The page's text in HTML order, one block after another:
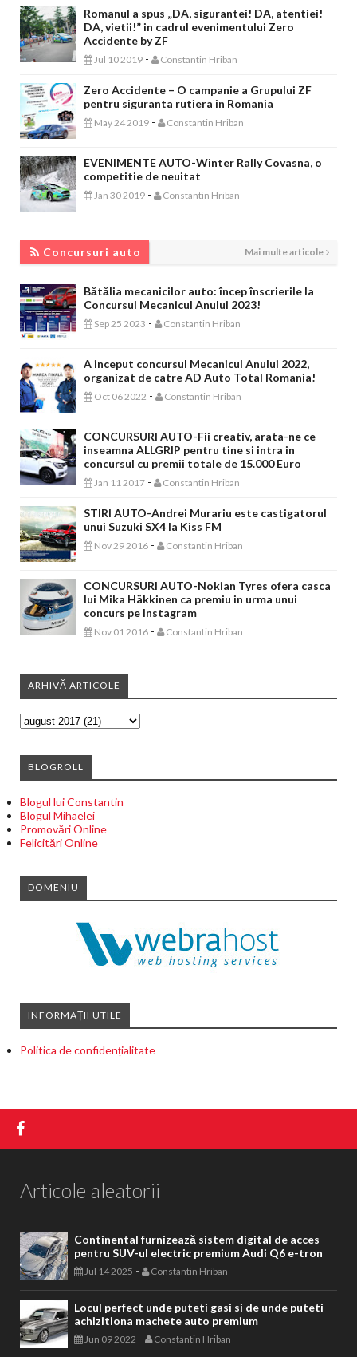
Romanul a spus „DA, sigurantei! DA, atentiei!
DA, vietii!” in cadrul evenimentului Zero
Accidente by ZF
Jul 10 2019 - Constantin Hriban
Zero Accidente – O campanie a Grupului ZF
pentru siguranta rutiera in Romania
May 24 2019 - Constantin Hriban
EVENIMENTE AUTO-Winter Rally Covasna, o
competitie de neuitat
Jan 30 2019 - Constantin Hriban
Concursuri auto Mai multe articole
Bătălia mecanicilor auto: încep înscrierile la
Concursul Mecanicul Anului 2023!
Sep 25 2023 - Constantin Hriban
A inceput concursul Mecanicul Anului 2022,
organizat de catre AD Auto Total Romania!
Oct 06 2022 - Constantin Hriban
CONCURSURI AUTO-Fii creativ, arata-ne ce
inseamna ALLGRIP pentru tine si intra in
concursul cu premii totale de 15.000 Euro
Jan 11 2017 - Constantin Hriban
STIRI AUTO-Andrei Murariu este castigatorul
unui Suzuki SX4 la Kiss FM
Nov 29 2016 - Constantin Hriban
CONCURSURI AUTO-Nokian Tyres ofera casca
lui Mika Häkkinen ca premiu in urma unui
concurs pe Instagram
Nov 01 2016 - Constantin Hriban
ARHIVĂ ARTICOLE
BLOGROLL
Blogul lui Constantin
Blogul Mihaelei
Promovări Online
Felicitări Online
DOMENIU
INFORMAȚII UTILE
Politica de confidențialitate
Articole aleatorii
Continental furnizează sistem digital de acces
pentru SUV-ul electric premium Audi Q6 e-tron
Jul 14 2025 - Constantin Hriban
Locul perfect unde puteti gasi si de unde puteti
achizitiona machete auto premium
Jun 09 2022 - Constantin Hriban